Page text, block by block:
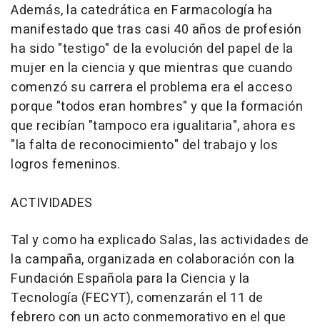
Además, la catedrática en Farmacología ha
manifestado que tras casi 40 años de profesión
ha sido "testigo" de la evolución del papel de la
mujer en la ciencia y que mientras que cuando
comenzó su carrera el problema era el acceso
porque "todos eran hombres" y que la formación
que recibían "tampoco era igualitaria", ahora es
"la falta de reconocimiento" del trabajo y los
logros femeninos.
ACTIVIDADES
Tal y como ha explicado Salas, las actividades de
la campaña, organizada en colaboración con la
Fundación Española para la Ciencia y la
Tecnología (FECYT), comenzarán el 11 de
febrero con un acto conmemorativo en el que